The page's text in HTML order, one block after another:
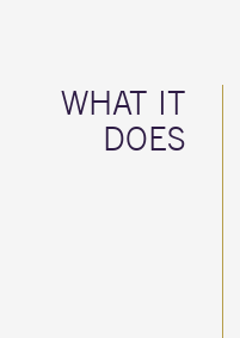
WHAT IT
DOES